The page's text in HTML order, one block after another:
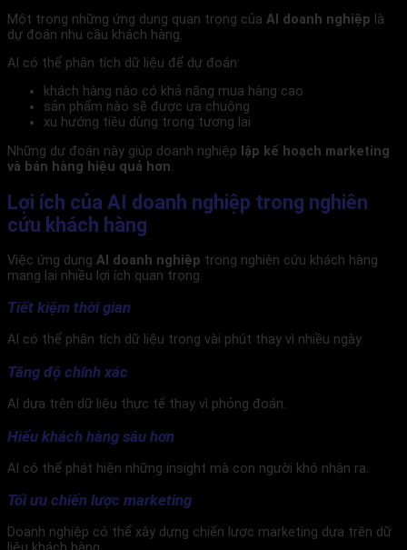
Một trong những ứng dụng quan trọng của AI doanh nghiệp là
dự đoán nhu cầu khách hàng.
AI có thể phân tích dữ liệu để dự đoán:
khách hàng nào có khả năng mua hàng cao
sản phẩm nào sẽ được ưa chuộng
xu hướng tiêu dùng trong tương lai
Những dự đoán này giúp doanh nghiệp lập kế hoạch marketing
và bán hàng hiệu quả hơn.
Lợi ích của AI doanh nghiệp trong nghiên
cứu khách hàng
Việc ứng dụng AI doanh nghiệp trong nghiên cứu khách hàng
mang lại nhiều lợi ích quan trọng.
Tiết kiệm thời gian
AI có thể phân tích dữ liệu trong vài phút thay vì nhiều ngày.
Tăng độ chính xác
AI dựa trên dữ liệu thực tế thay vì phỏng đoán.
Hiểu khách hàng sâu hơn
AI có thể phát hiện những insight mà con người khó nhận ra.
Tối ưu chiến lược marketing
Doanh nghiệp có thể xây dựng chiến lược marketing dựa trên dữ